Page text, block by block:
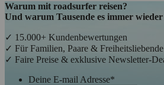
Warum mit roadsurfer reisen?
Und warum Tausende es immer
✓ 15.000+ Kundenbewertungen
✓ Für Familien, Paare & Freiheitsliebende
✓ Faire Preise & exklusive Newsletter-
Deine E-mail Adresse*